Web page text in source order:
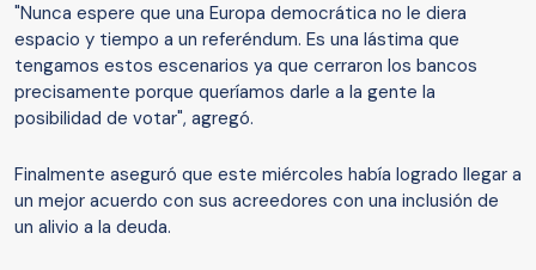
"Nunca espere que una Europa democrática no le diera
espacio y tiempo a un referéndum. Es una lástima que
tengamos estos escenarios ya que cerraron los bancos
precisamente porque queríamos darle a la gente la
posibilidad de votar", agregó.
Finalmente aseguró que este miércoles había logrado llegar a
un mejor acuerdo con sus acreedores con una inclusión de
un alivio a la deuda.